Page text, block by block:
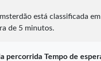
está classificada em
de 5 minutos.
percorrida Tempo de